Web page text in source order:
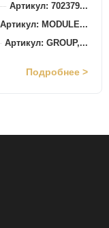
Артикул: 702379...
Артикул: MODULE...
Артикул: GROUP,...
Подробнее >